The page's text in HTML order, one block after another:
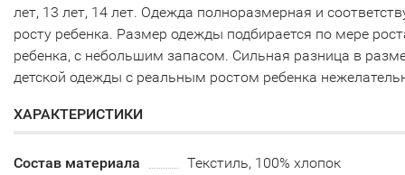
лет, 13 лет, 14 лет. Одежда полноразмерная и
росту ребенка. Размер одежды подбирается по мере
ребенка, с небольшим запасом. Сильная разница в
детской одежды с реальным ростом ребенка
ХАРАКТЕРИСТИКИ
Состав материала
Текстиль, 100% хлопок